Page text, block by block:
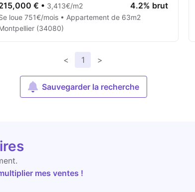
€ • 3,413€/m2 4.2% brut
loue 751€/mois • Appartement de 63m2
(34080)
< 1 >
Sauvegarder la recherche
mes ventes !